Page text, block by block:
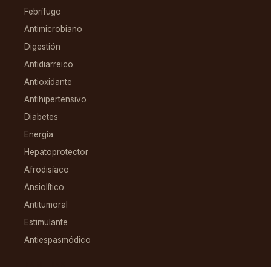
Febrífugo
Antimicrobiano
Digestión
Antidiarreico
Antioxidante
Antihipertensivo
Diabetes
Energía
Hepatoprotector
Afrodisíaco
Ansiolítico
Antitumoral
Estimulante
Antiespasmódico